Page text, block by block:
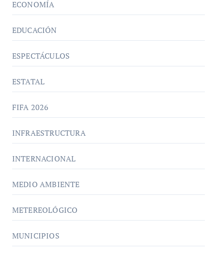
ECONOMÍA
EDUCACIÓN
ESPECTÁCULOS
ESTATAL
FIFA 2026
INFRAESTRUCTURA
INTERNACIONAL
MEDIO AMBIENTE
METEREOLÓGICO
MUNICIPIOS